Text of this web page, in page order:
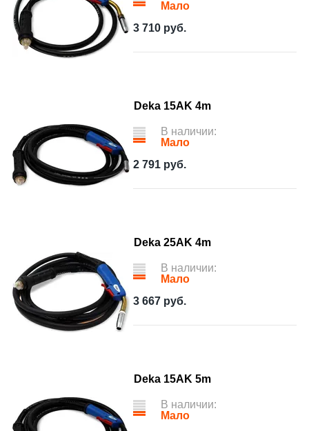
Мало
3 710 руб.
Deka 15AK 4m
В наличии:
Мало
2 791 руб.
Deka 25AK 4m
В наличии:
Мало
3 667 руб.
Deka 15AK 5m
В наличии:
Мало